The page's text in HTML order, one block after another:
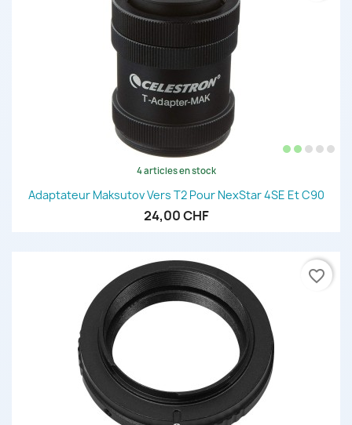
4 articles en stock
Adaptateur Maksutov Vers T2 Pour NexStar 4SE Et C90
24,00 CHF
favorite_border